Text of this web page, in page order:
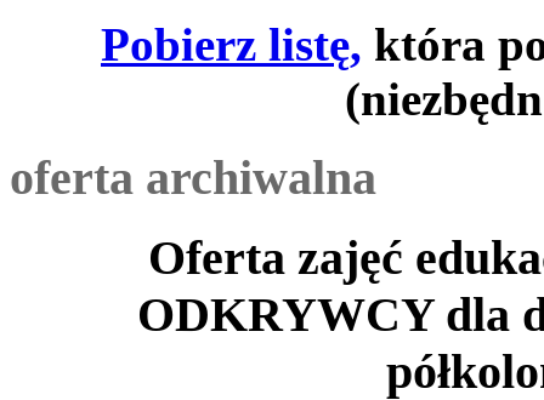
Pobierz listę, która
oferta archiwalna
Oferta zajęć
ODKRYWCY dla